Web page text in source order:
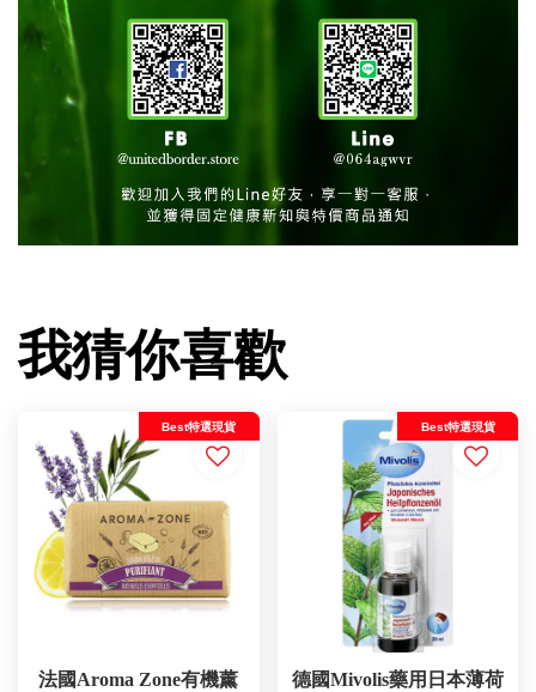
我猜你喜歡
Best特選現貨
法國Aroma Zone有機薰
Best特選現貨
德國Mivolis藥用日本薄荷